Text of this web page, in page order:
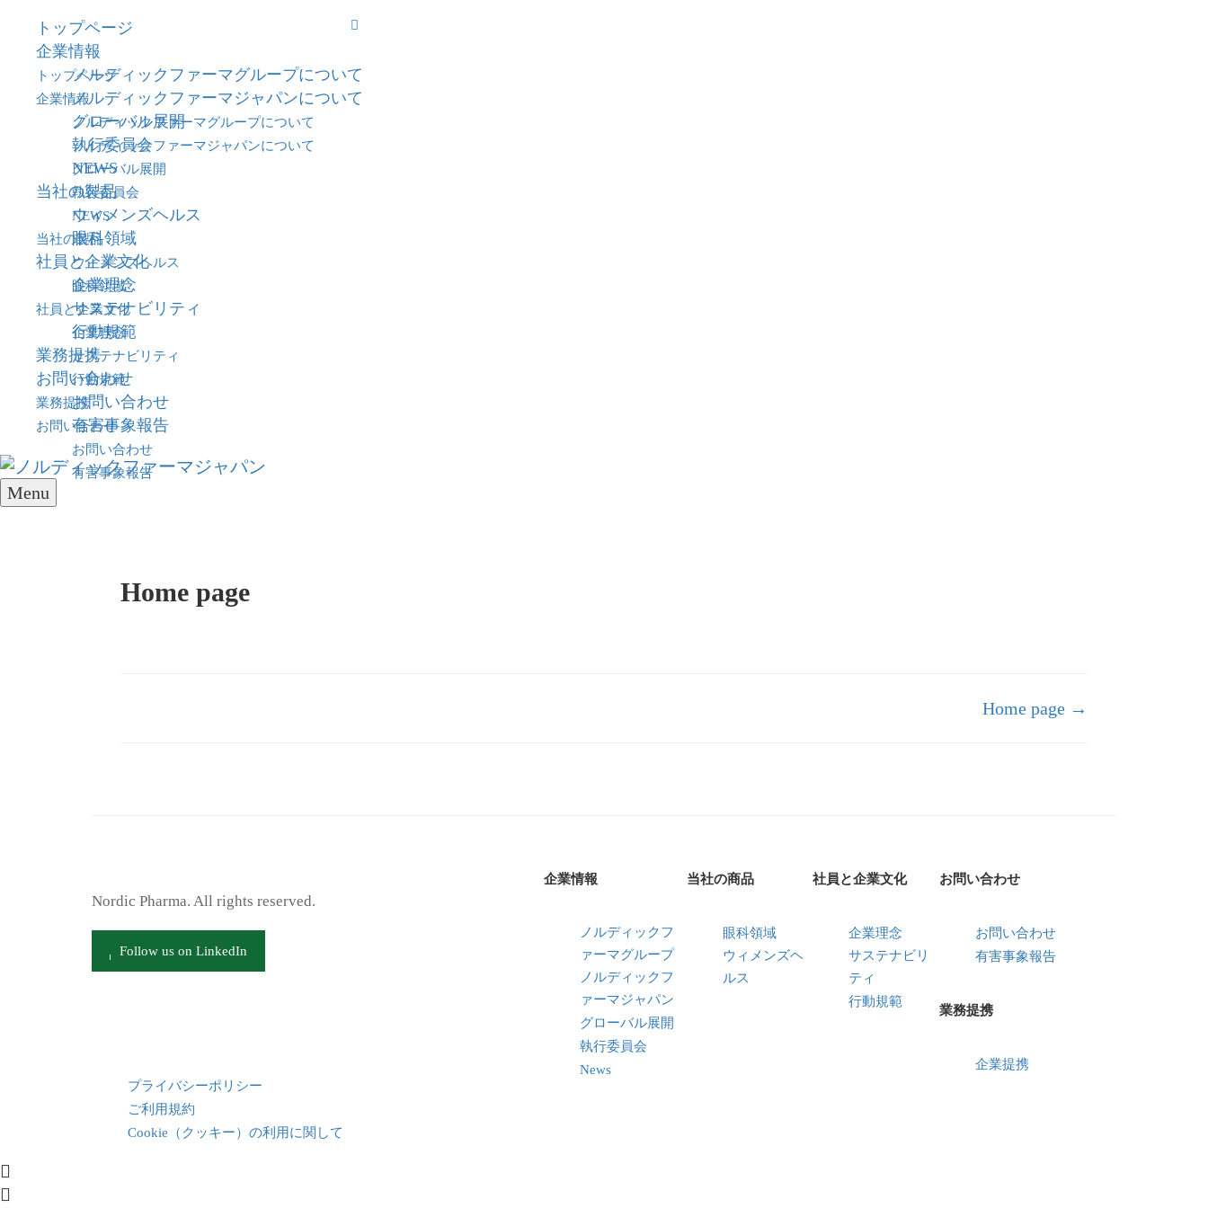
トップページ
企業情報
ノルディックファーマグループについて
ノルディックファーマジャパンについて
グローバル展開
執行委員会
NEWS
当社の製品
ウィメンズヘルス
眼科領域
社員と企業文化
企業理念
サステナビリティ
行動規範
業務提携
お問い合わせ
お問い合わせ
有害事象報告
Menu
トップページ
企業情報
ノルディックファーマグループについて
ノルディックファーマジャパンについて
グローバル展開
執行委員会
NEWS
当社の製品
ウィメンズヘルス
眼科領域
社員と企業文化
企業理念
サステナビリティ
行動規範
業務提携
お問い合わせ
お問い合わせ
有害事象報告
Home page
Home page →
Nordic Pharma. All rights reserved.
Follow us on LinkedIn
プライバシーポリシー
ご利用規約
Cookie（クッキー）の利用に関して
企業情報
ノルディックフ
ァーマグループ
ノルディックフ
ァーマジャパン
グローバル展開
執行委員会
News
当社の商品
眼科領域
ウィメンズヘ
ルス
社員と企業文化
企業理念
サステナビリ
ティ
行動規範
お問い合わせ
お問い合わせ
有害事象報告
業務提携
企業提携